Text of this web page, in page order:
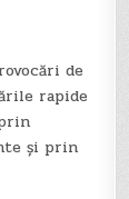
de
rapide
și prin